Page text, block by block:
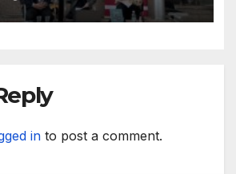
in to post a comment.